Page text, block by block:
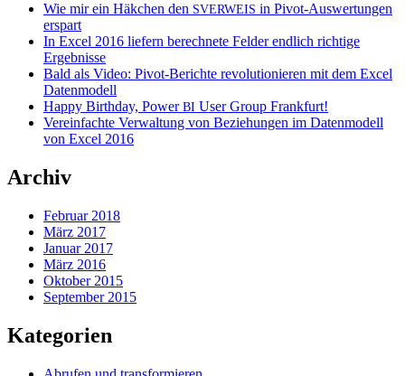
Wie mir ein Häkchen den SVERWEIS in Pivot-Auswertungen
erspart
In Excel 2016 liefern berechnete Felder endlich richtige
Ergebnisse
Bald als Video: Pivot-Berichte revolutionieren mit dem Excel
Datenmodell
Happy Birthday, PowerBI User Group Frankfurt!
Vereinfachte Verwaltung von Beziehungen im Datenmodell
von Excel 2016
Archiv
Februar 2018
März 2017
Januar 2017
März 2016
Oktober 2015
September 2015
Kategorien